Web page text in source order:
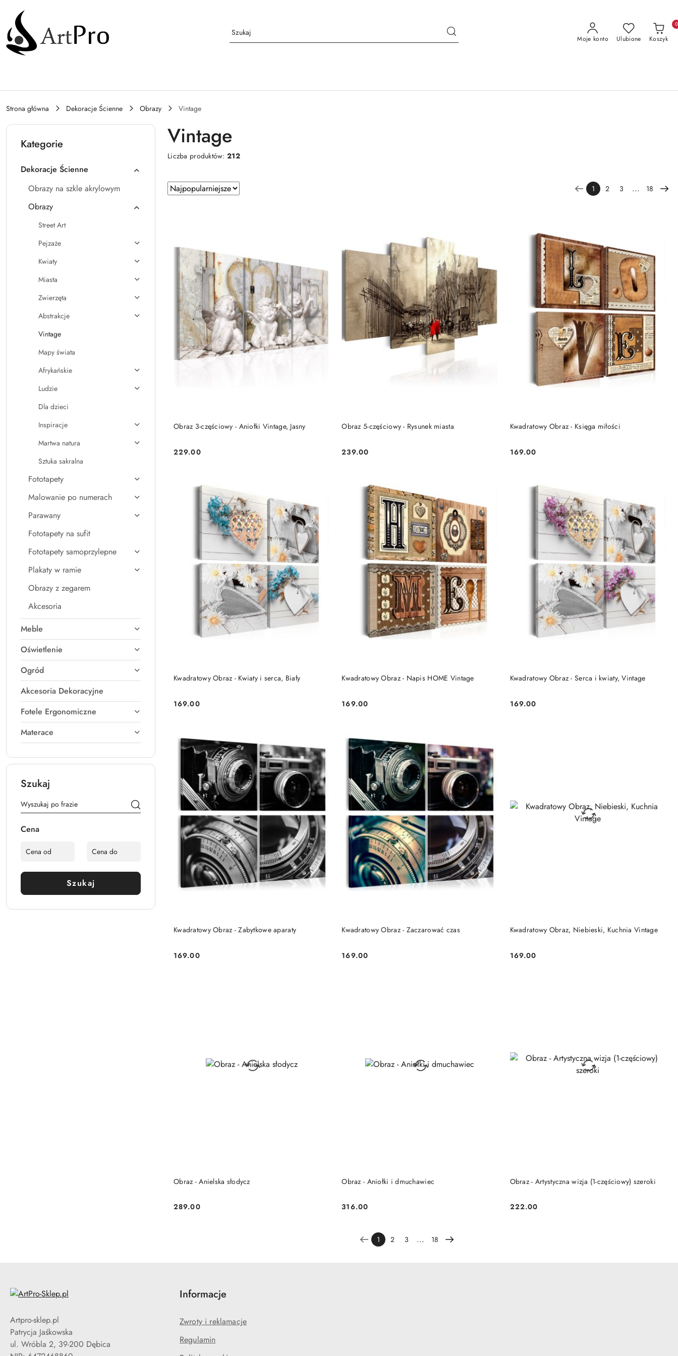
Przejdź do treści głównej
Przejdź do wyszukiwarki
Przejdź do moje konto
Przejdź do menu głównego
Przejdź do stopki
Moje konto Ulubione Koszyk
0
Strona główna Dekoracje Ścienne Obrazy Vintage
Kategorie
Dekoracje Ścienne
Obrazy na szkle akrylowym
Obrazy
Street Art
Pejzaże
Kwiaty
Miasta
Zwierzęta
Abstrakcje
Vintage
Mapy świata
Afrykańskie
Ludzie
Dla dzieci
Inspiracje
Martwa natura
Sztuka sakralna
Fototapety
Malowanie po numerach
Parawany
Fototapety na sufit
Fototapety samoprzylepne
Plakaty w ramie
Obrazy z zegarem
Akcesoria
Meble
Oświetlenie
Ogród
Akcesoria Dekoracyjne
Fotele Ergonomiczne
Materace
Szukaj
Cena
Szukaj
Vintage
Liczba produktów:212
Zastosowano sortowanie: Najpopularniejsze.
Sortuj
według
1 2 3 ... 18
Obraz 3-częściowy - Aniołki Vintage, Jasny
Cena:
229.00
DO KOSZYKA Obraz 5-częściowy - Rysunek miasta
Cena:
239.00
DO KOSZYKA Kwadratowy Obraz - Księga miłości
Cena:
169.00
DO KOSZYKA
Kwadratowy Obraz - Kwiaty i serca, Biały
Cena:
169.00
DO KOSZYKA Kwadratowy Obraz - Napis HOME Vintage
Cena:
169.00
DO KOSZYKA Kwadratowy Obraz - Serca i kwiaty, Vintage
Cena:
169.00
DO KOSZYKA
Kwadratowy Obraz - Zabytkowe aparaty
Cena:
169.00
DO KOSZYKA Kwadratowy Obraz - Zaczarować czas
Cena:
169.00
DO KOSZYKA Kwadratowy Obraz, Niebieski, Kuchnia Vintage
Cena:
169.00
DO KOSZYKA
Obraz - Anielska słodycz
Cena:
289.00
DO KOSZYKA Obraz - Aniołki i dmuchawiec
Cena:
316.00
DO KOSZYKA Obraz - Artystyczna wizja (1-częściowy) szeroki
Cena:
222.00
DO KOSZYKA
1 2 3 ... 18
Artpro-sklep.pl
Patrycja Jaśkowska
ul. Wróbla 2, 39-200 Dębica
Informacje
Zwroty i reklamacje
Regulamin